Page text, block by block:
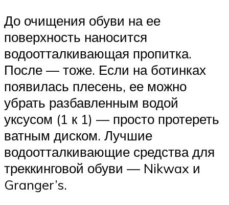
До очищения обуви на ее
поверхность наносится
водоотталкивающая пропитка.
После — тоже. Если на ботинках
появилась плесень, ее можно
убрать разбавленным водой
уксусом (1 к 1) — просто протереть
ватным диском. Лучшие
водоотталкивающие средства для
треккинговой обуви — Nikwax и
Granger’s.